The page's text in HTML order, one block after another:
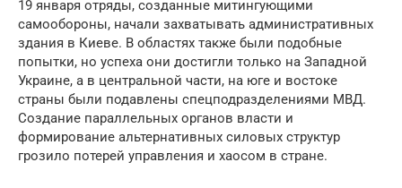
19 января отряды, созданные митингующими
самообороны, начали захватывать административных
здания в Киеве. В областях также были подобные
попытки, но успеха они достигли только на Западной
Украине, а в центральной части, на юге и востоке
страны были подавлены спецподразделениями МВД.
Создание параллельных органов власти и
формирование альтернативных силовых структур
грозило потерей управления и хаосом в стране.